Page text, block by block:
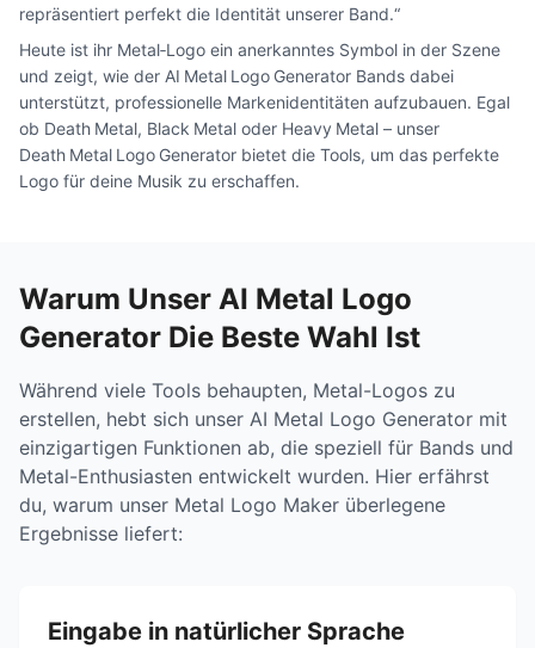
repräsentiert perfekt die Identität unserer Band.“
Heute ist ihr Metal‑Logo ein anerkanntes Symbol in der Szene
und zeigt, wie der AI Metal Logo Generator Bands dabei
unterstützt, professionelle Markenidentitäten aufzubauen. Egal
ob Death Metal, Black Metal oder Heavy Metal – unser
Death Metal Logo Generator bietet die Tools, um das perfekte
Logo für deine Musik zu erschaffen.
Warum Unser AI Metal Logo
Generator Die Beste Wahl Ist
Während viele Tools behaupten, Metal-Logos zu
erstellen, hebt sich unser AI Metal Logo Generator mit
einzigartigen Funktionen ab, die speziell für Bands und
Metal-Enthusiasten entwickelt wurden. Hier erfährst
du, warum unser Metal Logo Maker überlegene
Ergebnisse liefert:
Eingabe in natürlicher Sprache